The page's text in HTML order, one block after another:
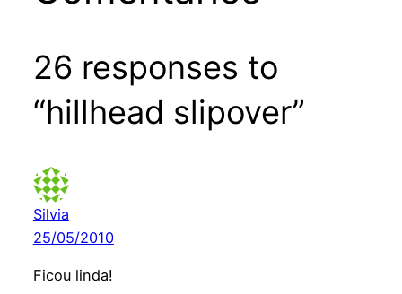
26 responses to
“hillhead slipover”
Silvia
25/05/2010
Ficou linda!